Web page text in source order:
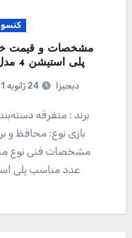
مشخصات و قیمت
پلی استیشن 4 مدل Real Madrid C.F
دیجیزا 24 ژانویه 2021
برند : متفرقه دسته‌بندی : لوازم جانبی کنسول
بازی نوع: محافظ
عدد مناسب پلی استیشن 4